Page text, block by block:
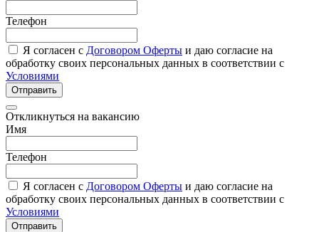
Телефон
Я согласен с Договором Оферты и даю согласие на
обработку своих персональных данных в соответствии с
Условиями
Отправить
Откликнуться на вакансию
Имя
Телефон
Я согласен с Договором Оферты и даю согласие на
обработку своих персональных данных в соответствии с
Условиями
Отправить